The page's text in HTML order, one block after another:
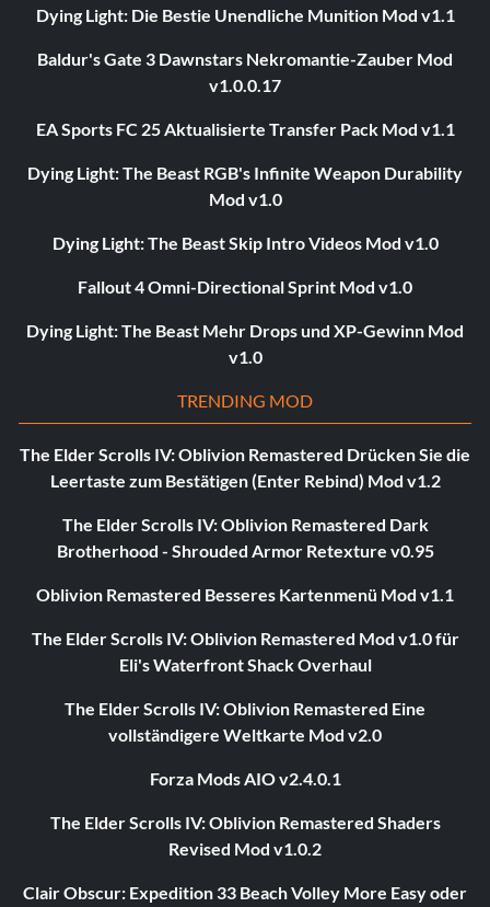
Dying Light: Die Bestie Unendliche Munition Mod v1.1
Baldur's Gate 3 Dawnstars Nekromantie-Zauber Mod
v1.0.0.17
EA Sports FC 25 Aktualisierte Transfer Pack Mod v1.1
Dying Light: The Beast RGB's Infinite Weapon Durability
Mod v1.0
Dying Light: The Beast Skip Intro Videos Mod v1.0
Fallout 4 Omni-Directional Sprint Mod v1.0
Dying Light: The Beast Mehr Drops und XP-Gewinn Mod
v1.0
TRENDING MOD
The Elder Scrolls IV: Oblivion Remastered Drücken Sie die
Leertaste zum Bestätigen (Enter Rebind) Mod v1.2
The Elder Scrolls IV: Oblivion Remastered Dark
Brotherhood - Shrouded Armor Retexture v0.95
Oblivion Remastered Besseres Kartenmenü Mod v1.1
The Elder Scrolls IV: Oblivion Remastered Mod v1.0 für
Eli's Waterfront Shack Overhaul
The Elder Scrolls IV: Oblivion Remastered Eine
vollständigere Weltkarte Mod v2.0
Forza Mods AIO v2.4.0.1
The Elder Scrolls IV: Oblivion Remastered Shaders
Revised Mod v1.0.2
Clair Obscur: Expedition 33 Beach Volley More Easy oder